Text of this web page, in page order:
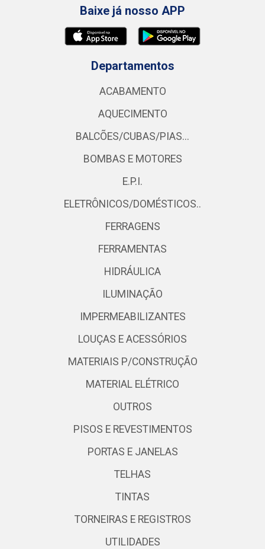
Baixe já nosso APP
Departamentos
ACABAMENTO
AQUECIMENTO
BALCÕES/CUBAS/PIAS...
BOMBAS E MOTORES
E.P.I.
ELETRÔNICOS/DOMÉSTICOS..
FERRAGENS
FERRAMENTAS
HIDRÁULICA
ILUMINAÇÃO
IMPERMEABILIZANTES
LOUÇAS E ACESSÓRIOS
MATERIAIS P/CONSTRUÇÃO
MATERIAL ELÉTRICO
OUTROS
PISOS E REVESTIMENTOS
PORTAS E JANELAS
TELHAS
TINTAS
TORNEIRAS E REGISTROS
UTILIDADES